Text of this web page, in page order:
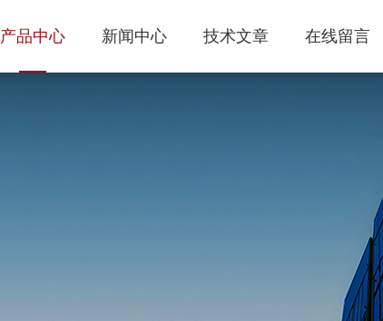
产品中心 新闻中心 技术文章 在线留言